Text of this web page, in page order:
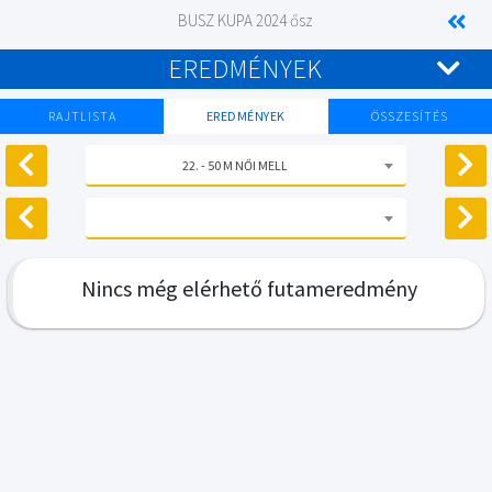
BUSZ KUPA 2024 ősz
EREDMÉNYEK
RAJTLISTA EREDMÉNYEK ÖSSZESÍTÉS
22. - 50 M NŐI MELL
Nincs még elérhető futameredmény